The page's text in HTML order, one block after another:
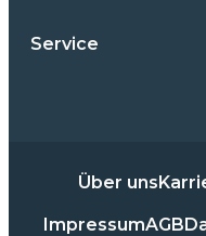
Service
Über uns
ImpressumAGB